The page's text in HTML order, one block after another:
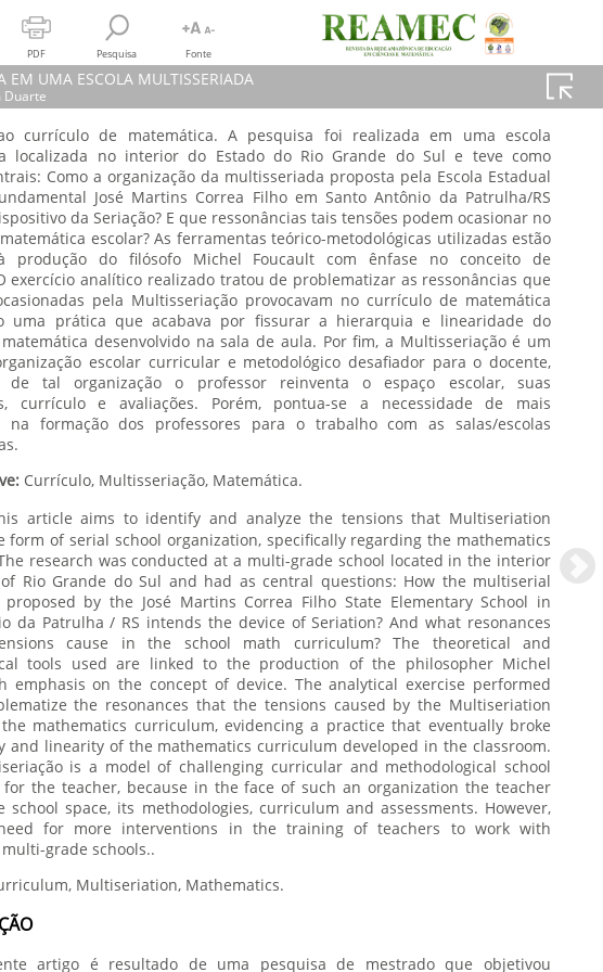
PDF Pesquisa Fonte
EM UMA ESCOLA MULTISSERIADA
Duarte
Duarte
UMA ESCOLA MULTISSERIADA
GRADE SCHOOL
8, núm. 1, pp. 230-248, 2020
currículo de matemática. A pesquisa foi realizada em uma escola
localizada no interior do Estado do Rio Grande do Sul e teve como
Como a organização da multisseriada proposta pela Escola Estadual
José Martins Correa Filho em Santo Antônio da Patrulha/RS
da Seriação? E que ressonâncias tais tensões podem ocasionar no
escolar? As ferramentas teórico-metodológicas utilizadas estão
produção do filósofo Michel Foucault com ênfase no conceito de
exercício analítico realizado tratou de problematizar as ressonâncias que
pela Multisseriação provocavam no currículo de matemática
uma prática que acabava por fissurar a hierarquia e linearidade do
desenvolvido na sala de aula. Por fim, a Multisseriação é um
escolar curricular e metodológico desafiador para o docente,
de tal organização o professor reinventa o espaço escolar, suas
currículo e avaliações. Porém, pontua-se a necessidade de mais
na formação dos professores para o trabalho com as salas/escolas
Currículo, Multisseriação, Matemática.
article aims to identify and analyze the tensions that Multiseriation
form of serial school organization, specifically regarding the mathematics
research was conducted at a multi-grade school located in the interior
Rio Grande do Sul and had as central questions: How the multiserial
proposed by the José Martins Correa Filho State Elementary School in
da Patrulha / RS intends the device of Seriation? And what resonances
cause in the school math curriculum? The theoretical and
tools used are linked to the production of the philosopher Michel
emphasis on the concept of device. The analytical exercise performed
the resonances that the tensions caused by the Multiseriation
mathematics curriculum, evidencing a practice that eventually broke
and linearity of the mathematics curriculum developed in the classroom.
is a model of challenging curricular and methodological school
for the teacher, because in the face of such an organization the teacher
school space, its methodologies, curriculum and assessments. However,
for more interventions in the training of teachers to work with
grade schools..
Multiseriation, Mathematics.
artigo é resultado de uma pesquisa de mestrado que objetivou